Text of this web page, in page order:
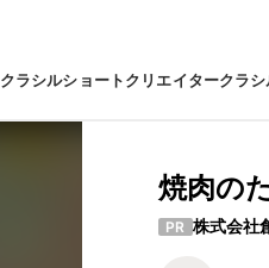
クラシルショートクリエイタークラ
焼肉の
PR 株式会社